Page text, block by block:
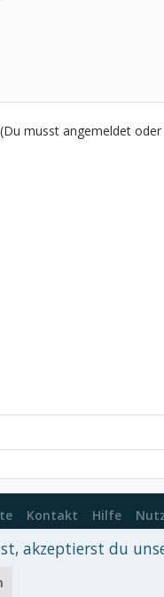
(Du musst angemeldet
Kontakt Hilfe
akzeptierst du